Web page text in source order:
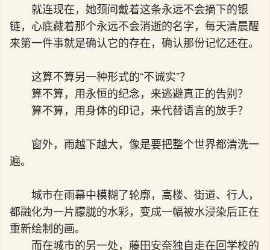
就连现在，她颈间戴着这条永远不会摘下的银
链，心底藏着那个永远不会消逝的名字，每天清晨醒
来第一件事就是确认它的存在，确认那份记忆还在。
这算不算另一种形式的“不诚实”？
算不算，用永恒的纪念，来逃避真正的告别？
算不算，用身体的印记，来代替语言的放手？
窗外，雨越下越大，像是要把整个世界都清洗一
遍。
城市在雨幕中模糊了轮廓，高楼、街道、行人，
都融化为一片朦胧的水彩，变成一幅被水浸染后正在
重新绘制的画。
而在城市的另一处，藤田安奈独自走在回学校的